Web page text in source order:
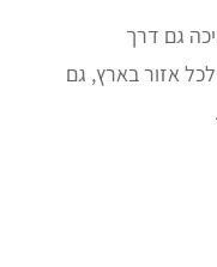
גם דרך
אזור בארץ, גם